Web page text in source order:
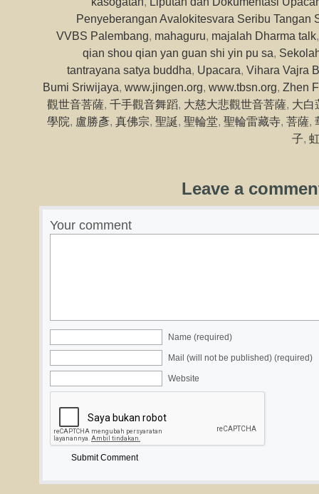
Penyeberangan Avalokitesvara Seribu Tangan
VVBS Palembang, mahaguru, majalah Dharma talk
qian shou qian yan guan shi yin pu sa,
tantrayana satya buddha, Upacara, Vihara Vajra
Bumi Sriwijaya, www.jingen.org, www.tbsn.org, Zhen
觀世音菩薩, 千手觀音舞蹈, 大慈大悲觀世音菩薩, 大白
學院, 盧勝彥, 真佛宗, 聖誕, 聖輪堂, 聖輪雷藏寺, 菩薩,
子,
Leave a
Your comment
Name (required)
Mail (will not be published) (required)
Website